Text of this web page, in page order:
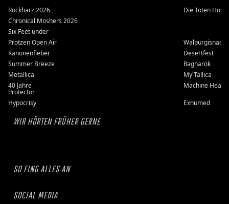
Rockharz 2026
Die Toten
Chronical Moshers 2026
Six Feet under
Protzen Open Air
Walpurgisnacht
Kanonenfieber
Desertfest
Summer Breeze
Ragnarök
Metallica
My'Tallica
40 Jahre
Protector
Machine Head
Hypocrisy
Exhumed
WIR HÖRTEN FRÜHER GERNE
SO FING ALLES AN
SOCIAL MEDIA